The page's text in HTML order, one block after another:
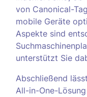
von Canonical-
mobile Geräte
Aspekte sind
unterstützt Sie
Abschließend
All-in-One-